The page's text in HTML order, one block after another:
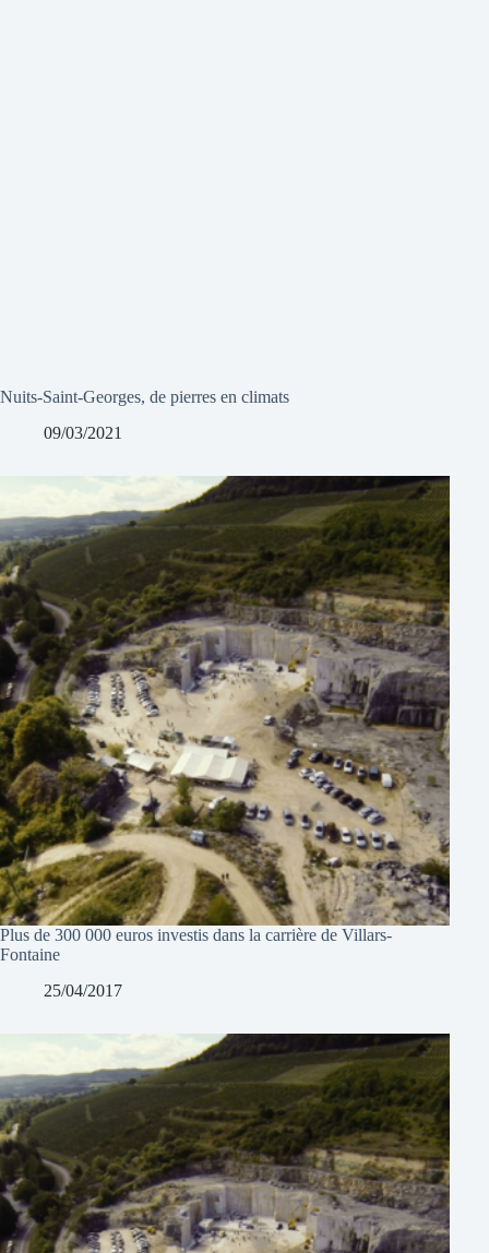
Nuits-Saint-Georges, de pierres en climats
09/03/2021
Plus de 300 000 euros investis dans la carrière de Villars-
Fontaine
25/04/2017